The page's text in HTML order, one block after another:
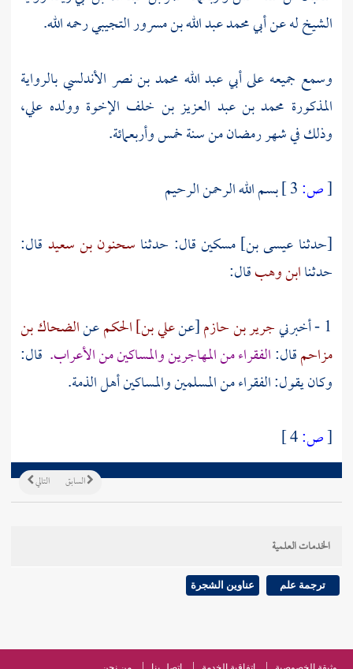
الشيخ له عنأبي محمد عبد الله بن مسرور التجيبيرحمه الله.
وسمع جميعه علىأبي عبد الله محمد بن نصر الأندلسيبالرواية
المذكورة محمد بن عبد العزيز بن خلف الإخوة وولده علي،
وذلك في شهر رمضان من سنة خمس وأربعمائة.
[ص:
بسم الله الرحمن الرحيم
[حدثنا عيسى بن] مسكينقال: حدثنا سحنون بن سعيد قال:
حدثناابن وهبقال:
1 - أخبرني
جرير بن حازم[عنعلي بن] الحكمعنالضحاك بن
مزاحمقال:الفقراء منالمهاجرينوالمساكين من الأعراب. قال:
وكان يقول: الفقراء من المسلمين والمساكين أهل الذمة.
[ص:
التالي السابق
الخدمات العلمية
ترجمة علم عناوين الشجرة